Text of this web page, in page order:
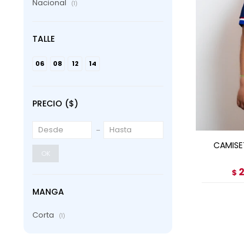
$
Nacional (1)
TALLE
06 08 12 14
PRECIO ($)
OK
MANGA
Corta (1)